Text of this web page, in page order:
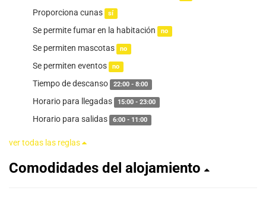
Proporciona cunas sí
Se permite fumar en la habitación no
Se permiten mascotas no
Se permiten eventos no
Tiempo de descanso 22:00 - 8:00
Horario para llegadas 15:00 - 23:00
Horario para salidas 6:00 - 11:00
ver todas las reglas
Comodidades del alojamiento